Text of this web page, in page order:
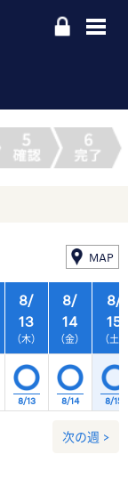
MAP
8/
13
（木）
8/
14
（金）
8/13 8/14
8/
15
（土）
8/15
次の週 >